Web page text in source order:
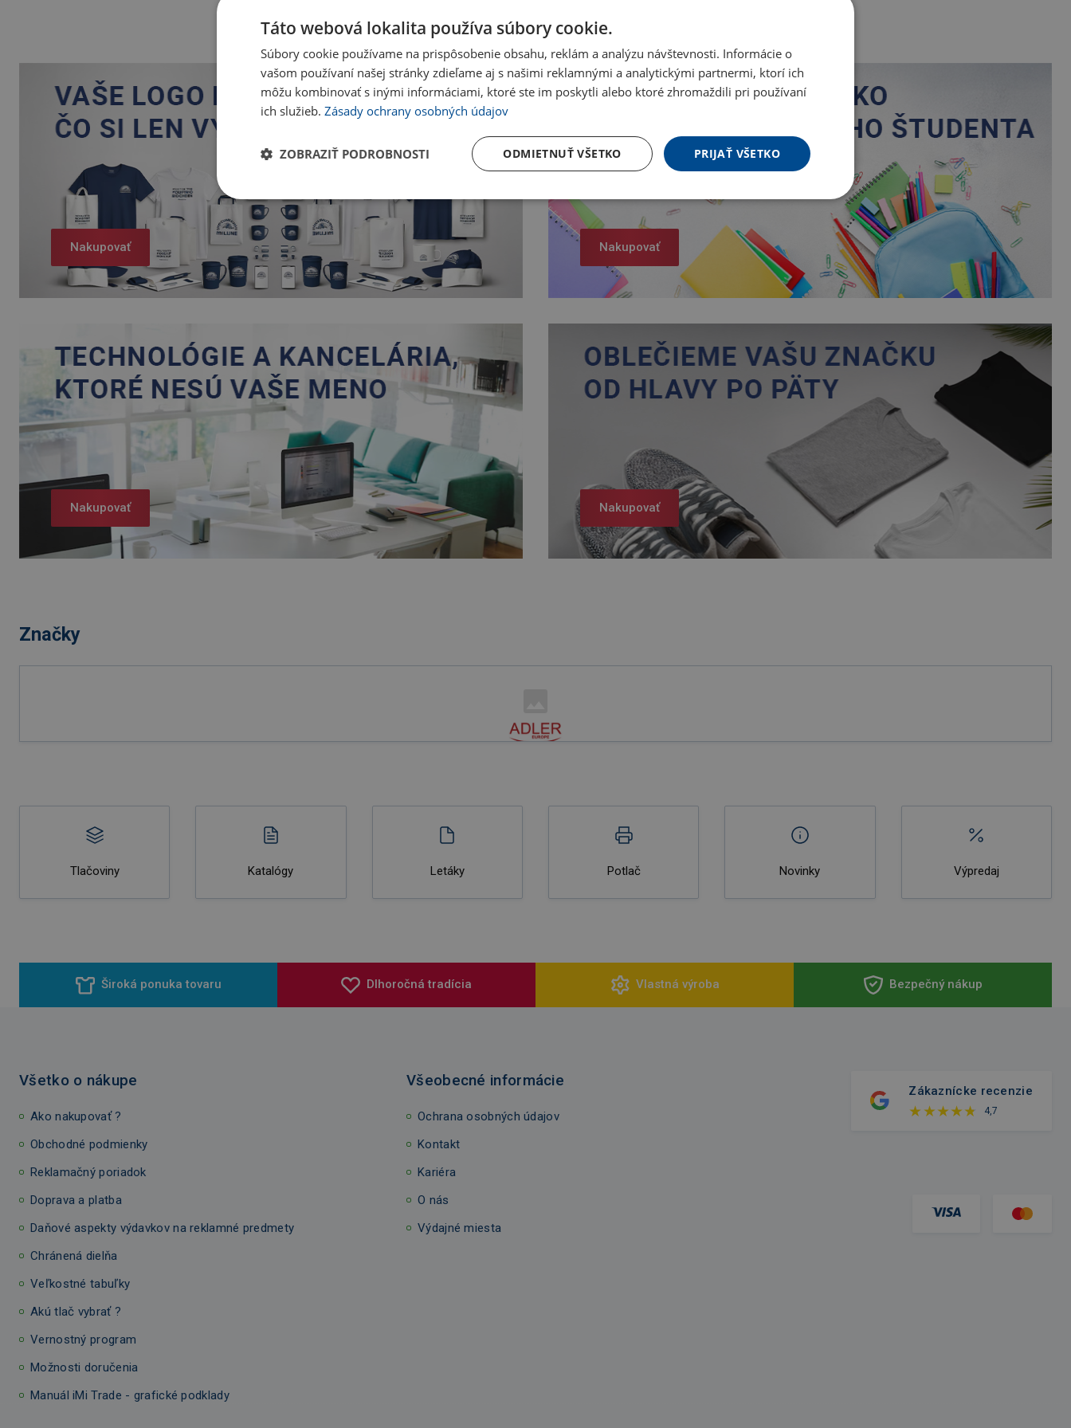
Nakupovať Nakupovať
Nakupovať Nakupovať
Značky
Tlačoviny Katalógy Letáky Potlač Novinky Výpredaj
Široká ponuka tovaru Dlhoročná tradícia Vlastná výroba Bezpečný nákup
Všetko o nákupe
Ako nakupovať ?
Obchodné podmienky
Reklamačný poriadok
Doprava a platba
Daňové aspekty výdavkov na reklamné predmety
Chránená dielňa
Veľkostné tabuľky
Akú tlač vybrať ?
Vernostný program
Možnosti doručenia
Manuál iMi Trade - grafické podklady
Všeobecné informácie
Ochrana osobných údajov
Kontakt
Kariéra
O nás
Výdajné miesta
Zákaznícke recenzie
4,7
Táto webová lokalita používa súbory cookie.
Súbory cookie používame na prispôsobenie obsahu, reklám a analýzu návštevnosti. Informácie o
vašom používaní našej stránky zdieľame aj s našimi reklamnými a analytickými partnermi, ktorí ich
môžu kombinovať s inými informáciami, ktoré ste im poskytli alebo ktoré zhromaždili pri používaní
ich služieb. Zásady ochrany osobných údajov
PRIJAŤ VŠETKO
ODMIETNUŤ VŠETKO
ZOBRAZIŤ PODROBNOSTI